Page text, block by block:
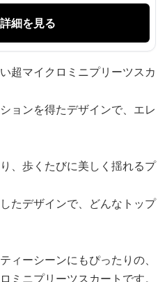
細を見る
超マイクロミニプリーツスカ
ョンを得たデザインで、エレ
、歩くたびに美しく揺れるプ
たデザインで、どんなトップ
ィーシーンにもぴったりの、
ミニプリーツスカートです。